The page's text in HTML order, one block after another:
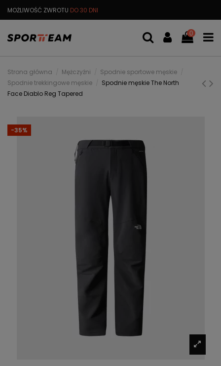
MOŻLIWOŚĆ ZWROTU DO 30 DNI
0
Strona główna Mężczyźni
Spodnie sportowe męskie
Spodnie trekkingowe męskie
Spodnie męskie The North
Face Diablo Reg Tapered
-35%